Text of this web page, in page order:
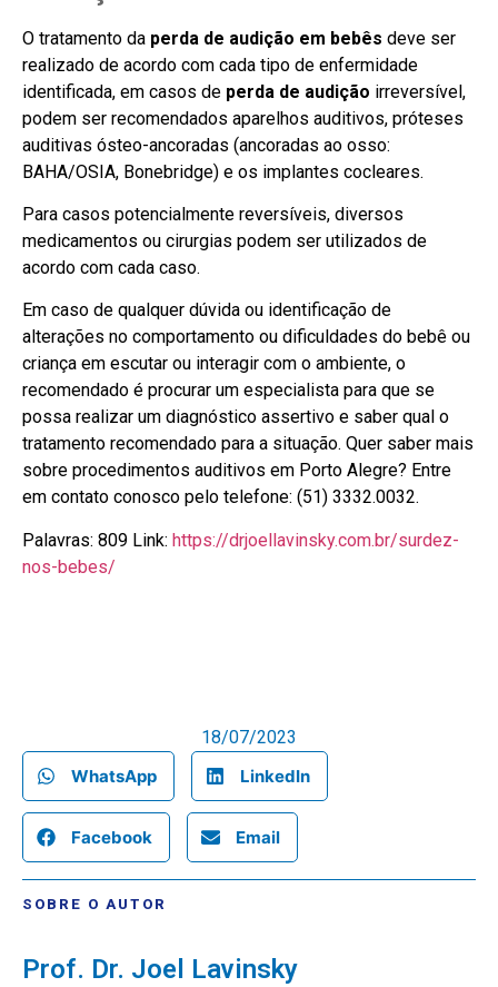
O tratamento da perda de audição em bebês deve ser
realizado de acordo com cada tipo de enfermidade
identificada, em casos de perda de audição irreversível,
podem ser recomendados aparelhos auditivos, próteses
auditivas ósteo-ancoradas (ancoradas ao osso:
BAHA/OSIA, Bonebridge) e os implantes cocleares.
Para casos potencialmente reversíveis, diversos
medicamentos ou cirurgias podem ser utilizados de
acordo com cada caso.
Em caso de qualquer dúvida ou identificação de
alterações no comportamento ou dificuldades do bebê ou
criança em escutar ou interagir com o ambiente, o
recomendado é procurar um especialista para que se
possa realizar um diagnóstico assertivo e saber qual o
tratamento recomendado para a situação. Quer saber mais
sobre procedimentos auditivos em Porto Alegre? Entre
em contato conosco pelo telefone: (51) 3332.0032.
Palavras: 809 Link: https://drjoellavinsky.com.br/surdez-
nos-bebes/
18/07/2023
WhatsApp
LinkedIn
Facebook Email
SOBRE O AUTOR
Prof. Dr. Joel Lavinsky